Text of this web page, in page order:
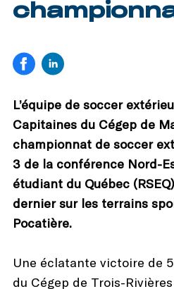
L’équipe de soccer
Capitaines du Cégep de
championnat de soccer
3 de la conférence Nord-
étudiant du Québec
dernier sur les terrains
Pocatière.
Une éclatante victoire de
du Cégep de Trois-